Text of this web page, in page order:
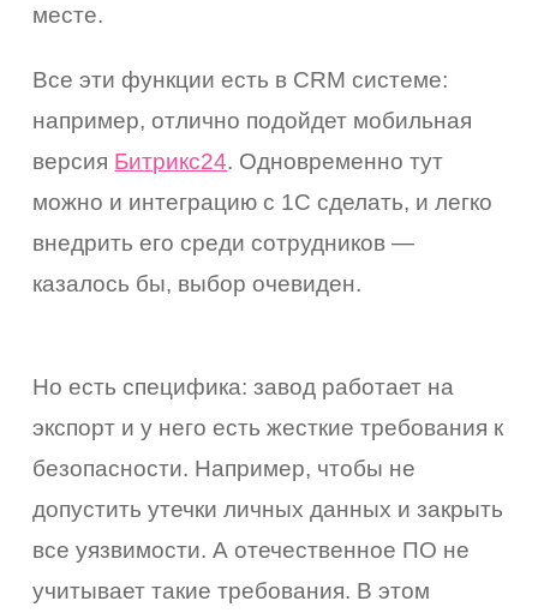
месте.
Все эти функции есть в CRM системе:
например, отлично подойдет мобильная
версия Битрикс24. Одновременно тут
можно и интеграцию с 1С сделать, и легко
внедрить его среди сотрудников —
казалось бы, выбор очевиден.
Но есть специфика: завод работает на
экспорт и у него есть жесткие требования к
безопасности. Например, чтобы не
допустить утечки личных данных и закрыть
все уязвимости. А отечественное ПО не
учитывает такие требования. В этом